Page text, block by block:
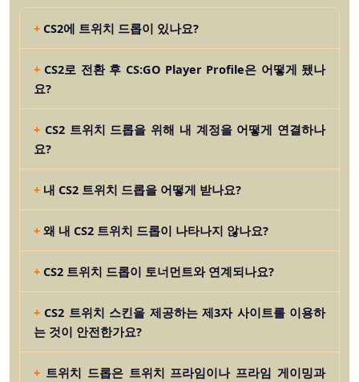
CS2에 트위치 드롭이 있나요?
CS2로 전환 후 CS:GO Player Profile은 어떻게 됐나
요?
CS2 트위치 드롭을 위해 내 계정을 어떻게 연결하나
요?
내 CS2 트위치 드롭을 어떻게 받나요?
왜 내 CS2 트위치 드롭이 나타나지 않나요?
CS2 트위치 드롭이 토너먼트와 연계되나요?
CS2 트위치 스킨을 제공하는 제3자 사이트를 이용하
는 것이 안전한가요?
트위치 드롭은 트위치 프라임이나 프라임 게이밍과